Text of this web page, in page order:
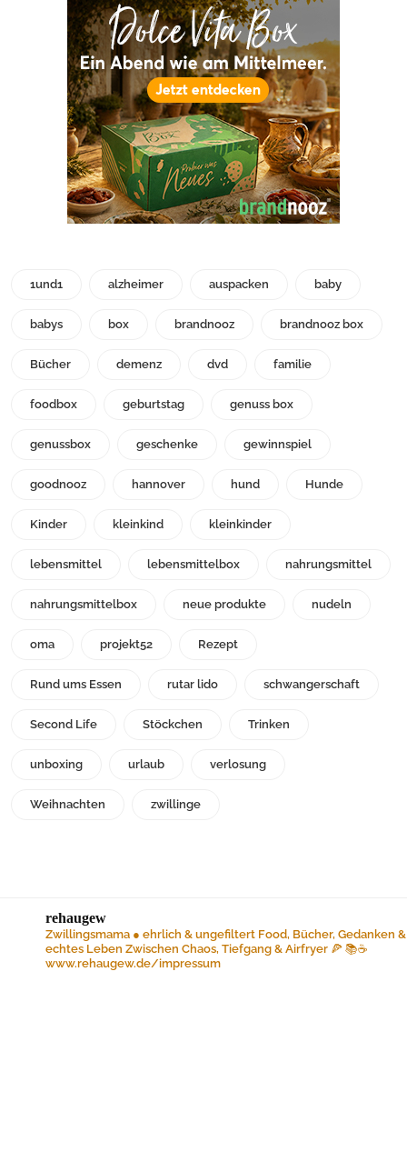
1und1 alzheimer auspacken baby
babys box brandnooz brandnooz box
Bücher demenz dvd familie
foodbox geburtstag genuss box
genussbox geschenke gewinnspiel
goodnooz hannover hund Hunde
Kinder kleinkind kleinkinder
lebensmittel lebensmittelbox nahrungsmittel
nahrungsmittelbox neue produkte nudeln
oma projekt52 Rezept
Rund ums Essen rutar lido schwangerschaft
Second Life Stöckchen Trinken
unboxing urlaub verlosung
Weihnachten zwillinge
rehaugew
Zwillingsmama ● ehrlich & ungefiltert Food, Bücher, Gedanken &
echtes Leben Zwischen Chaos, Tiefgang & Airfryer 🍕 📚☕️
www.rehaugew.de/impressum